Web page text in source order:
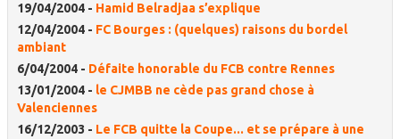
19/04/2004 - Hamid Belradjaa s’explique
12/04/2004 - FC Bourges : (quelques) raisons du bordel
ambiant
6/04/2004 - Défaite honorable du FCB contre Rennes
13/01/2004 - le CJMBB ne cède pas grand chose à
Valenciennes
16/12/2003 - Le FCB quitte la Coupe... et se prépare à une